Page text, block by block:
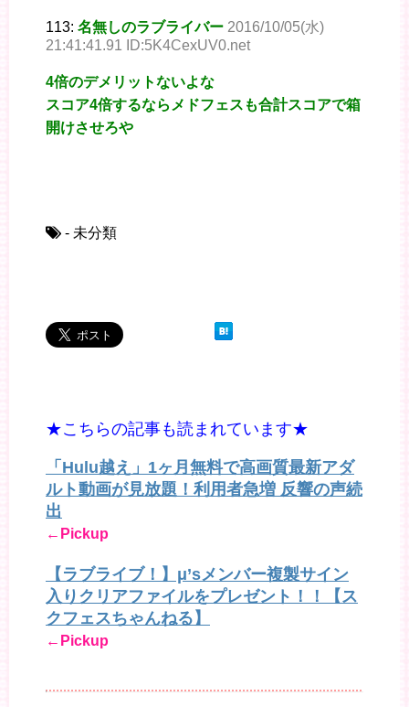
113: 名無しのラブライバー 2016/10/05(水)
21:41:41.91 ID:5K4CexUV0.net
4倍のデメリットないよな
スコア4倍するならメドフェスも合計スコアで箱
開けさせろや
- 未分類
★こちらの記事も読まれています★
「Hulu越え」1ヶ月無料で高画質最新アダ
ルト動画が見放題！利用者急増 反響の声続
出
←Pickup
【ラブライブ！】μ’sメンバー複製サイン
入りクリアファイルをプレゼント！！【ス
クフェスちゃんねる】
←Pickup